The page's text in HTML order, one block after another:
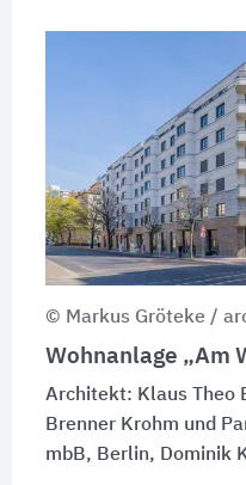
© Markus Gröteke /
Wohnanlage „Am
Architekt: Klaus Theo
Brenner Krohm und
mbB, Berlin, Dominik